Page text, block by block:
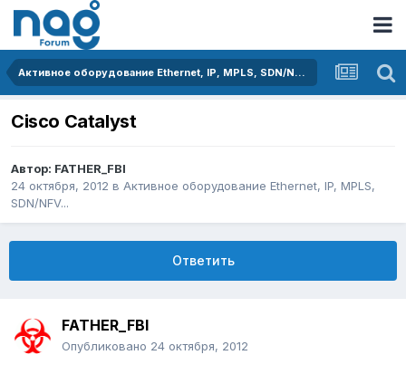
Активное оборудование Ethernet, IP, MPLS, SDN/NFV...
Cisco Catalyst
Автор: FATHER_FBI
24 октября, 2012 в Активное оборудование Ethernet, IP, MPLS,
SDN/NFV...
Ответить
FATHER_FBI
Опубликовано 24 октября, 2012